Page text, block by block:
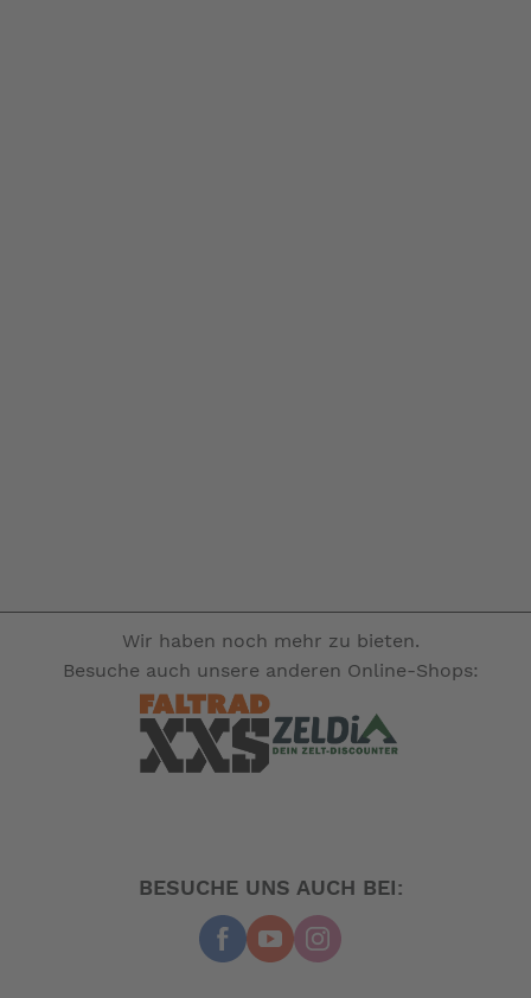
Wir haben noch mehr zu bieten.
Besuche auch unsere anderen Online-Shops:
BESUCHE UNS AUCH BEI: